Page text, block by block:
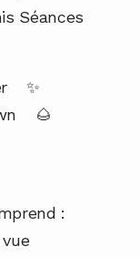
Séances
✨
🌰
: